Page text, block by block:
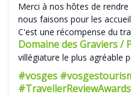
Merci à nos hôtes de
nous faisons pour les
C'est une récompense du
Domaine des Graviers /
villégiature le plus agréable
#vosges